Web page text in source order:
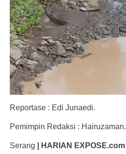
Reportase : Edi Junaedi.
Pemimpin Redaksi : Hairuzaman.
Serang | HARIAN EXPOSE.com